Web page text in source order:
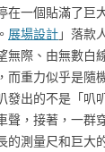
一個貼滿了巨
展場設計」落款
際、由無數白
重力似乎是隨
發出的不是「叭
，接著，一群
測量尺和巨大